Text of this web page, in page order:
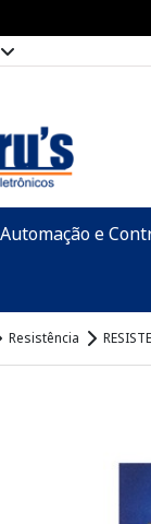
Automação e
Resistência